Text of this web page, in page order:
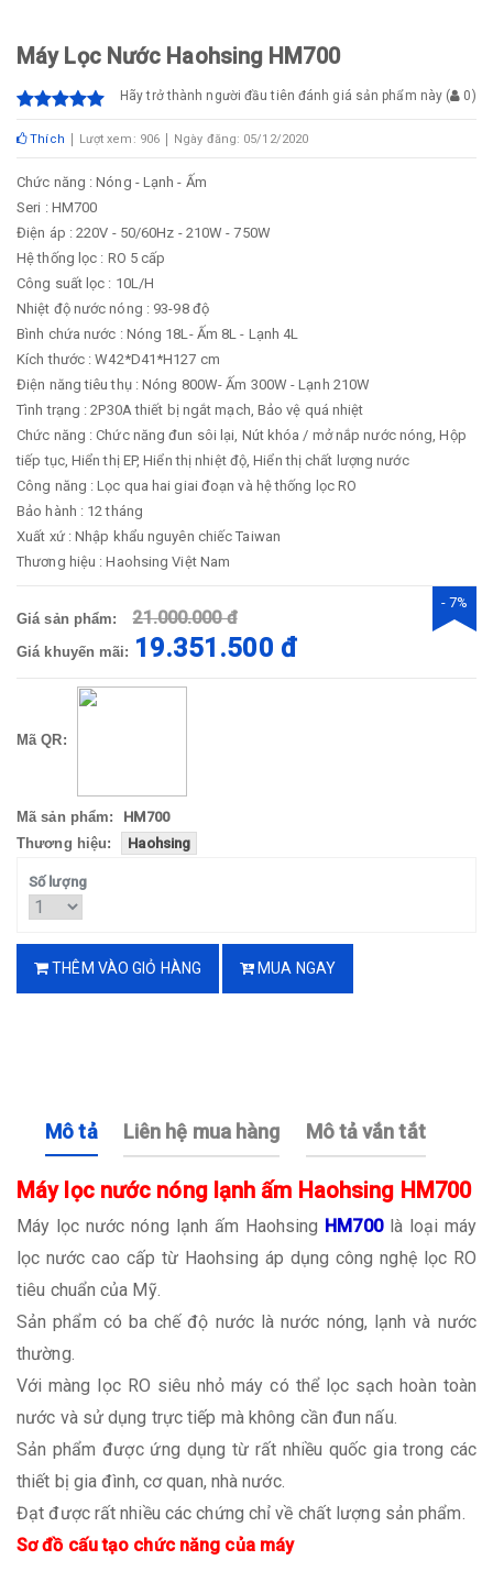
Máy Lọc Nước Haohsing HM700
Hãy trở thành người đầu tiên đánh giá sản phẩm này ( 0)
Thích Lượt xem: 906 Ngày đăng: 05/12/2020
Chức năng : Nóng - Lạnh - Ấm
Seri : HM700
Điện áp : 220V - 50/60Hz - 210W - 750W
Hệ thống lọc : RO 5 cấp
Công suất lọc : 10L/H
Nhiệt độ nước nóng : 93-98 độ
Bình chứa nước : Nóng 18L- Ấm 8L - Lạnh 4L
Kích thước : W42*D41*H127 cm
Điện năng tiêu thụ : Nóng 800W- Ấm 300W - Lạnh 210W
Tình trạng : 2P30A thiết bị ngắt mạch, Bảo vệ quá nhiệt
Chức năng : Chức năng đun sôi lại, Nút khóa / mở nắp nước nóng, Hộp
tiếp tục, Hiển thị EP, Hiển thị nhiệt độ, Hiển thị chất lượng nước
Công năng : Lọc qua hai giai đoạn và hệ thống lọc RO
Bảo hành : 12 tháng
Xuất xứ : Nhập khẩu nguyên chiếc Taiwan
Thương hiệu : Haohsing Việt Nam
Giá sản phẩm: 21.000.000 đ
Giá khuyến mãi: 19.351.500 đ
- 7%
Mã QR:
Mã sản phẩm:
HM700
Thương hiệu:
Haohsing
Số lượng
THÊM VÀO GIỎ HÀNG MUA NGAY
Mô tả Liên hệ mua hàng Mô tả vắn tắt
Máy lọc nước nóng lạnh ấm Haohsing HM700
Máy lọc nước nóng lạnh ấm Haohsing HM700là loại máy
lọc nước cao cấp từ Haohsing áp dụng công nghệ lọc RO
tiêu chuẩn của Mỹ.
Sản phẩm có ba chế độ nước là nước nóng, lạnh và nước
thường.
Với màng lọc RO siêu nhỏ máy có thể lọc sạch hoàn toàn
nước và sử dụng trực tiếp mà không cần đun nấu.
Sản phẩm được ứng dụng từ rất nhiều quốc gia trong các
thiết bị gia đình, cơ quan, nhà nước.
Đạt được rất nhiều các chứng chỉ về chất lượng sản phẩm.
Sơ đồ cấu tạo chức năng của máy